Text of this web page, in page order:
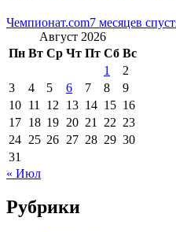
Чемпионат.com7 месяцев
Август 2026
Пн Вт Ср Чт Пт Сб Вс
1
2
3
4 5 6 7 8
9
10 11 12 13 14 15 16
17 18 19 20 21 22 23
24 25 26 27 28 29 30
31
« Июл
Рубрики